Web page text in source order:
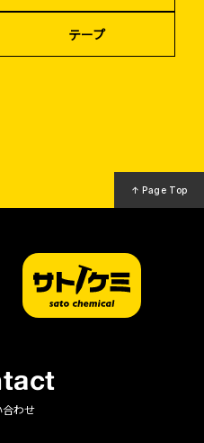
解体・改修工事
テープ
↑ Page Top
合わせ